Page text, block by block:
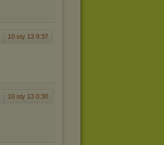
10 sty 13 9:37
10 sty 13 0:30